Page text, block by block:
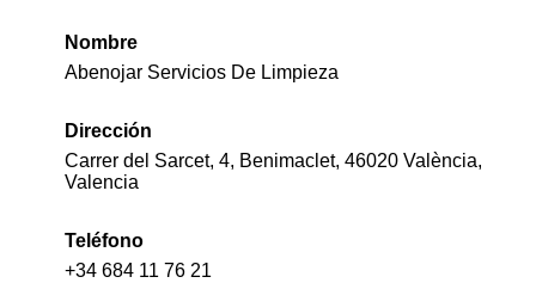
Nombre
Abenojar Servicios De Limpieza
Dirección
Carrer del Sarcet, 4, Benimaclet, 46020 València,
Valencia
Teléfono
+34 684 11 76 21